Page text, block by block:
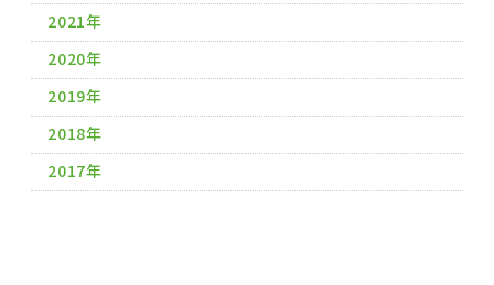
2021年
2020年
2019年
2018年
2017年